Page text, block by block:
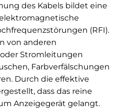
des Kabels bildet eine
(RFI).
von anderen
Stromleitungen
Farbverfälschungen
Durch die effektive
dass das reine
Anzeigegerät gelangt.